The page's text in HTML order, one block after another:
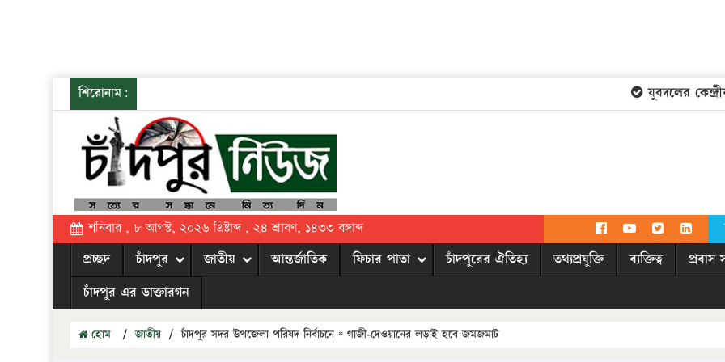
শিরোনাম: যুবদলের কেন্দ্রীয়
শনিবার , ৮ আগস্ট, ২০২৬ খ্রিষ্টাব্দ , ২৪ শ্রাবণ, ১৪৩৩ বঙ্গাব্দ
প্রচ্ছদ চাঁদপুর জাতীয় আন্তর্জাতিক ফিচার পাতা চাঁদপুরের ঐতিহ্য তথ্যপ্রযুক্তি ব্যক্তিত্ব প্রবাস
চাঁদপুর এর ডাক্তারগন
হোম / জাতীয় / চাঁদপুর সদর উপজেলা পরিষদ নির্বাচনে * গাজী-দেওয়ানের লড়াই হবে জমজমাট